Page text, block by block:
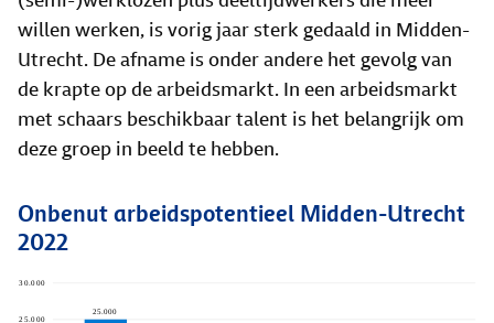
willen werken, is vorig jaar sterk gedaald in Midden-
Utrecht. De afname is onder andere het gevolg van
de krapte op de arbeidsmarkt. In een arbeidsmarkt
met schaars beschikbaar talent is het belangrijk om
deze groep in beeld te hebben.
Onbenut arbeidspotentieel Midden-Utrecht
2022